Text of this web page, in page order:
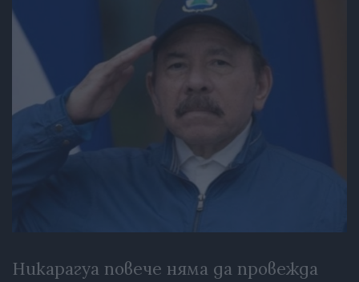
Никарагуа повече няма да провежда